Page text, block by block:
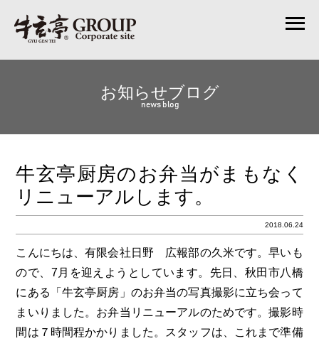
お知らせブログ
news blog
牛玄亭厨房のお弁当がまもなく
リニューアルします。
2018.06.24
こんにちは、有限会社日野 広報部の久米です。早いも
ので、7月を迎えようとしています。先日、秋田市八橋
にある「牛玄亭厨房」のお弁当の写真撮影に立ち会って
まいりました。お弁当リニューアルのためです。撮影時
間は７時間程かかりました。スタッフは、これまで準備